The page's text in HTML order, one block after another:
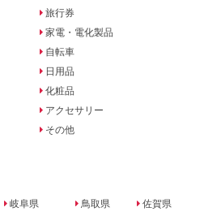
旅行券
家電・電化製品
自転車
日用品
化粧品
アクセサリー
その他
岐阜県 鳥取県 佐賀県